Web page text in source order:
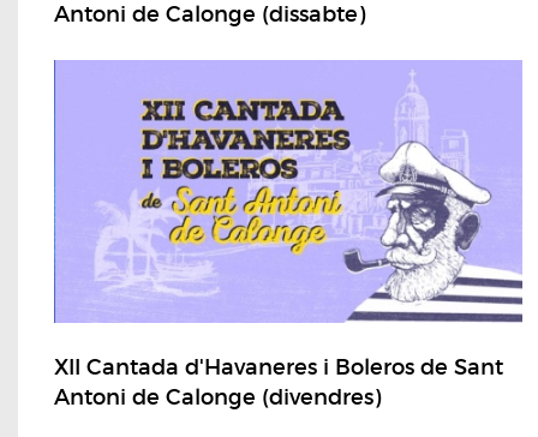
Antoni de Calonge (dissabte)
XII Cantada d'Havaneres i Boleros de Sant
Antoni de Calonge (divendres)